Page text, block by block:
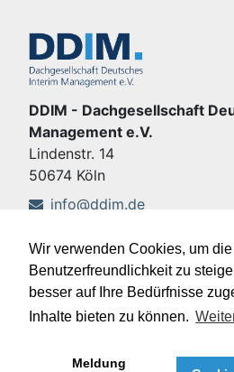
Wir verwenden Cookies, um die
Benutzerfreundlichkeit zu
besser auf Ihre Bedürfnisse
Inhalte bieten zu können.
Meldung
DDIM - Dachgesellschaft
Management e.V.
Lindenstr. 14
50674 Köln
info@ddim.de
Copyright © DDIM -
Interim Management e.V.
Impressum|Datenschutz